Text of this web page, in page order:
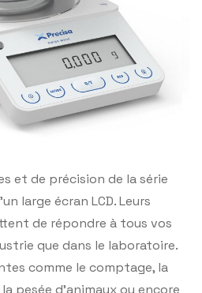
et de précision de la série
large écran LCD. Leurs
de répondre à tous vos
que dans le laboratoire.
comme le comptage, la
pesée d’animaux ou encore